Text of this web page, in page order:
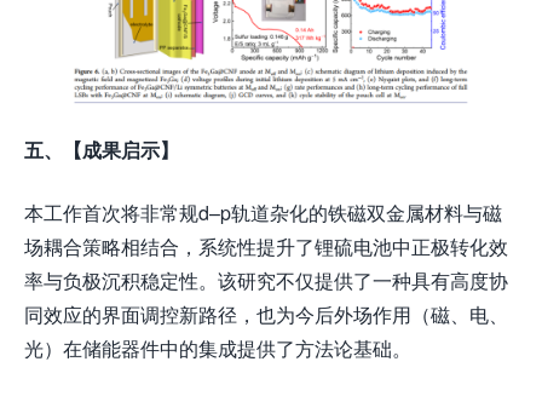
五、【成果启示】
本工作首次将非常规d–p轨道杂化的铁磁双金属材料与磁
场耦合策略相结合，系统性提升了锂硫电池中正极转化效
率与负极沉积稳定性。该研究不仅提供了一种具有高度协
同效应的界面调控新路径，也为今后外场作用（磁、电、
光）在储能器件中的集成提供了方法论基础。